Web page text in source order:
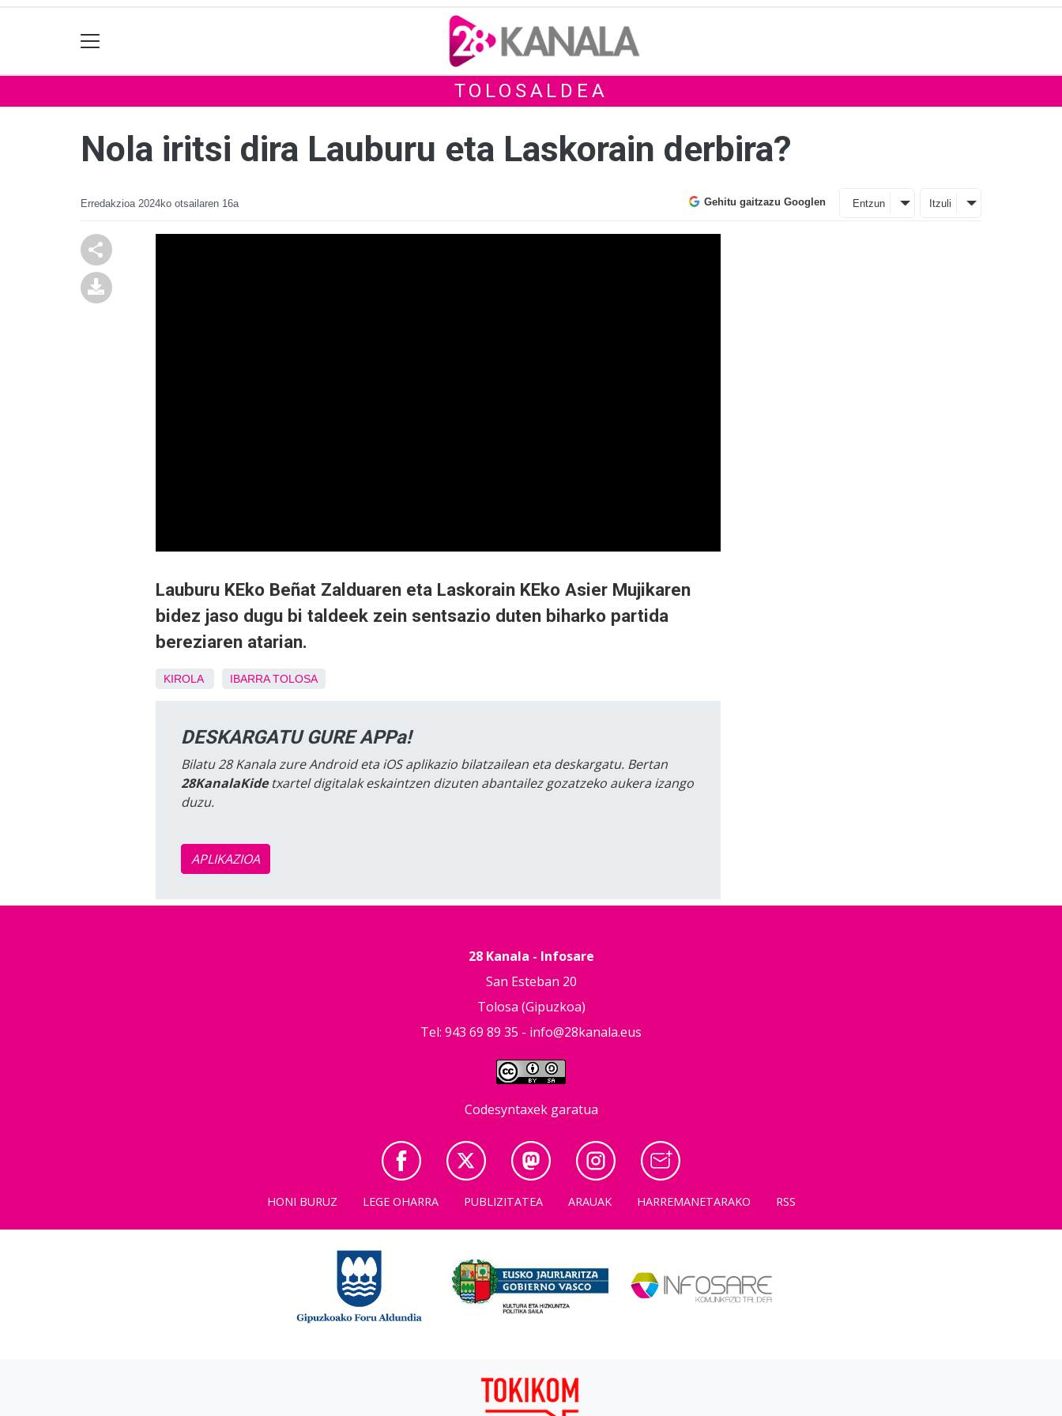
TOLOSALDEA
Nola iritsi dira Lauburu eta Laskorain derbira?
Erredakzioa 2024ko otsailaren 16a Gehitu gaitzazu Googlen Entzun Itzuli
Lauburu KEko Beñat Zalduaren eta Laskorain KEko Asier Mujikaren
bidez jaso dugu bi taldeek zein sentsazio duten biharko partida
bereziaren atarian.
KIROLA IBARRA TOLOSA
DESKARGATU GURE APPa!
Bilatu 28 Kanala zure Android eta iOS aplikazio bilatzailean eta deskargatu. Bertan
28KanalaKidetxartel digitalak eskaintzen dizuten abantailez gozatzeko aukera izango
duzu.
APLIKAZIOA
28 Kanala - Infosare
San Esteban 20
Tolosa (Gipuzkoa)
Tel: 943 69 89 35 - info@28kanala.eus
Codesyntaxek garatua
HONI BURUZ LEGE OHARRA PUBLIZITATEA ARAUAK HARREMANETARAKO RSS